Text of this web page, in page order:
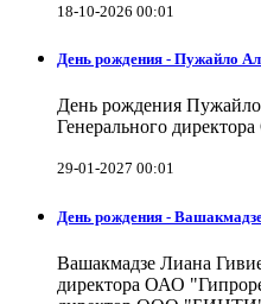
18-10-2026 00:01
День рождения - Пужайло
День рождения
Генерального
29-01-2027 00:01
День рождения -
Вашакмадзе Лиана
директора ОАО